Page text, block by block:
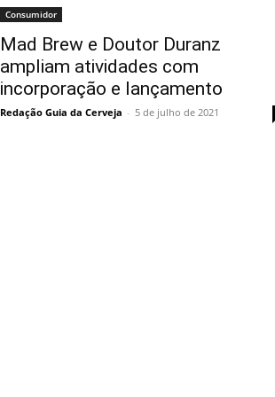
Consumidor
Mad Brew e Doutor Duranz
ampliam atividades com
incorporação e lançamento
Redação Guia da Cerveja - 5 de julho de 2021